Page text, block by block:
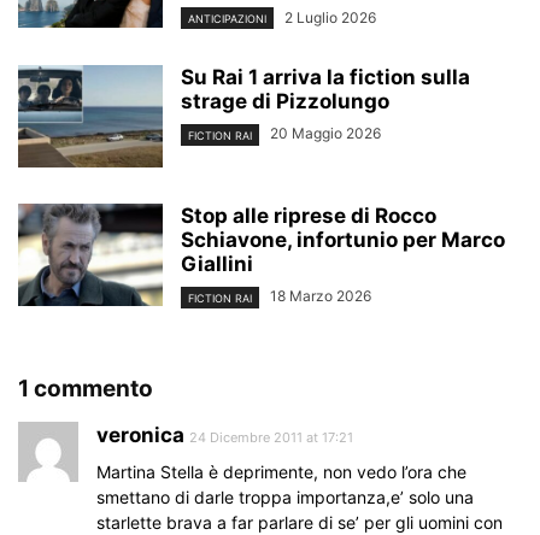
ANTICIPAZIONI 2 Luglio 2026
Su Rai 1 arriva la fiction sulla
strage di Pizzolungo
FICTION RAI 20 Maggio 2026
Stop alle riprese di Rocco
Schiavone, infortunio per Marco
Giallini
FICTION RAI 18 Marzo 2026
1 commento
veronica 24 Dicembre 2011 at 17:21
Martina Stella è deprimente, non vedo l’ora che
smettano di darle troppa importanza,e’ solo una
starlette brava a far parlare di se’ per gli uomini con